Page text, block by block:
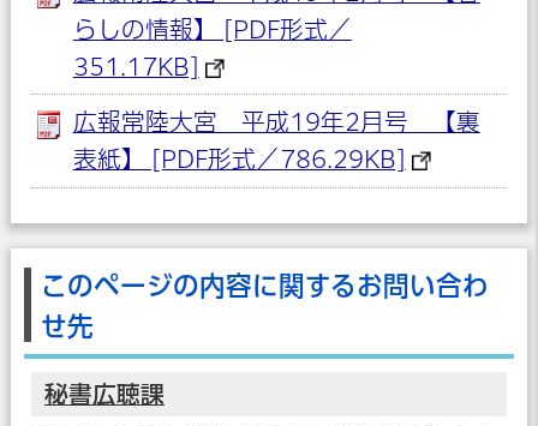
らしの情報】 [PDF形式／
351.17KB]
広報常陸大宮 平成19年2月号 【裏
表紙】 [PDF形式／786.29KB]
このページの内容に関するお問い合わ
せ先
秘書広聴課